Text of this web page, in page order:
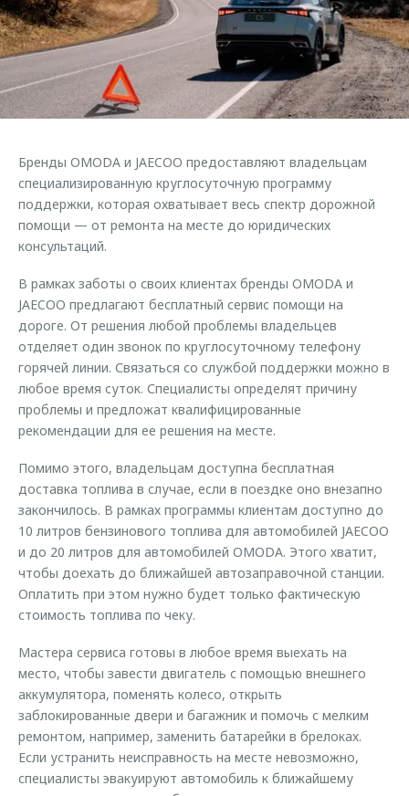
Страхование
Кредитный калькулятор
Аксессуары
Одежда и сувениры
Запчасти
Трейд-ин
Калькулятор трейд-ин
Клиентская поддержка
O&J Автоклуб
Клуб владельцев OMODA
Приложение O&J
Одежда и сувениры
Оригинальные аксессуары
Запчасти
Обратная связь
Бренды OMODA и JAECOO предоставляют владельцам
специализированную круглосуточную программу
поддержки, которая охватывает весь спектр дорожной
помощи — от ремонта на месте до юридических
консультаций.
В рамках заботы о своих клиентах бренды OMODA и
JAECOO предлагают бесплатный сервис помощи на
дороге. От решения любой проблемы владельцев
отделяет один звонок по круглосуточному телефону
горячей линии. Связаться со службой поддержки можно в
любое время суток. Специалисты определят причину
проблемы и предложат квалифицированные
рекомендации для ее решения на месте.
Помимо этого, владельцам доступна бесплатная
доставка топлива в случае, если в поездке оно внезапно
закончилось. В рамках программы клиентам доступно до
10 литров бензинового топлива для автомобилей JAECOO
и до 20 литров для автомобилей OMODA. Этого хватит,
чтобы доехать до ближайшей автозаправочной станции.
Оплатить при этом нужно будет только фактическую
стоимость топлива по чеку.
Мастера сервиса готовы в любое время выехать на
место, чтобы завести двигатель с помощью внешнего
аккумулятора, поменять колесо, открыть
заблокированные двери и багажник и помочь с мелким
ремонтом, например, заменить батарейки в брелоках.
Если устранить неисправность на месте невозможно,
специалисты эвакуируют автомобиль к ближайшему